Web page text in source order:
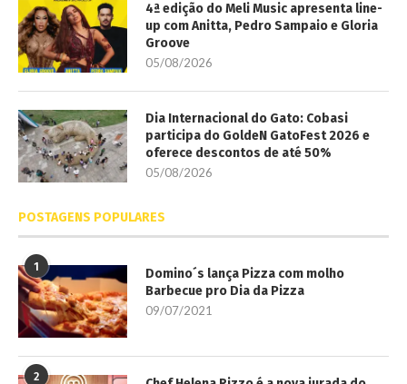
4ª edição do Meli Music apresenta line-
up com Anitta, Pedro Sampaio e Gloria
Groove
05/08/2026
Dia Internacional do Gato: Cobasi
participa do GoldeN GatoFest 2026 e
oferece descontos de até 50%
05/08/2026
POSTAGENS POPULARES
1
Domino´s lança Pizza com molho
Barbecue pro Dia da Pizza
09/07/2021
2